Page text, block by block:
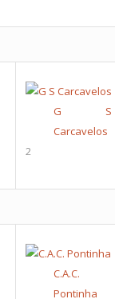
G S
Carcavelos
2
C.A.C.
Pontinha